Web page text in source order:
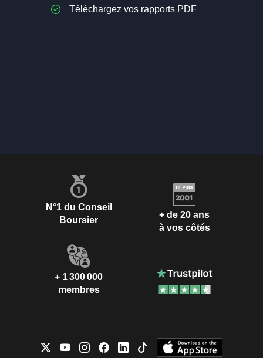
Téléchargez vos rapports PDF
N°1 du Conseil
Boursier
+ de 20 ans
à vos côtés
+ 1 300 000
membres